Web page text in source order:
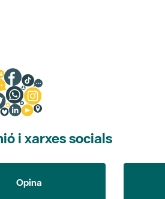
és de 0 estrelles de 5.
i xarxes socials
Opina